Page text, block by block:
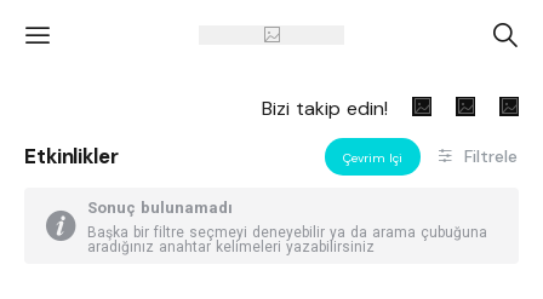
' A
Bizi takip edin!
Etkinlikler Çevrim Içi Filtrele
Sonuç bulunamadı
Başka bir filtre seçmeyi deneyebilir ya da arama çubuğuna
aradığınız anahtar kelimeleri yazabilirsiniz